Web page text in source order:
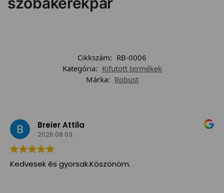
Cikkszám: RB-0006
Kategória: Kifutott termékek
Márka: Robust
Breier Attila
2026.08.03.
Kedvesek és gyorsak.Köszönöm.